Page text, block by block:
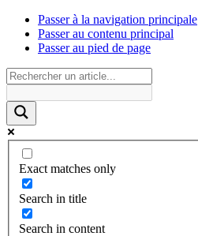
Passer à la navigation principale
Passer au contenu principal
Passer au pied de page
Exact matches only
Search in title
Search in content